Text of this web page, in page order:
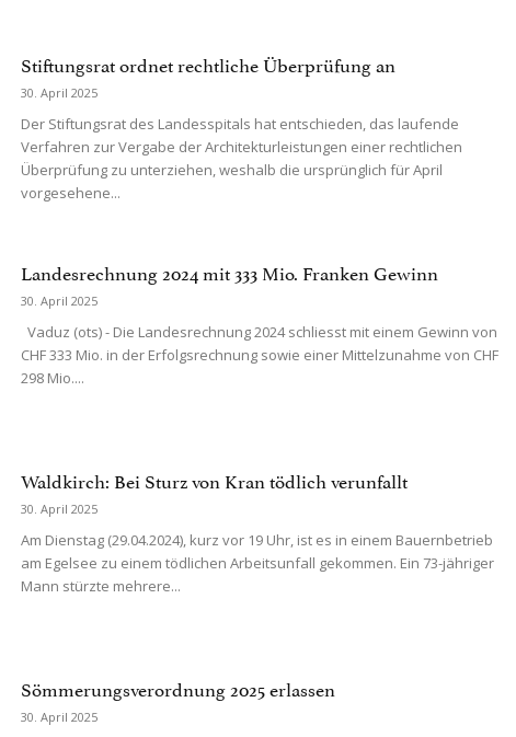
Stiftungsrat ordnet rechtliche Überprüfung an
30. April 2025
Der Stiftungsrat des Landesspitals hat entschieden, das laufende
Verfahren zur Vergabe der Architekturleistungen einer rechtlichen
Überprüfung zu unterziehen, weshalb die ursprünglich für April
vorgesehene...
Landesrechnung 2024 mit 333 Mio. Franken Gewinn
30. April 2025
Vaduz (ots) - Die Landesrechnung 2024 schliesst mit einem Gewinn von
CHF 333 Mio. in der Erfolgsrechnung sowie einer Mittelzunahme von CHF
298 Mio....
Waldkirch: Bei Sturz von Kran tödlich verunfallt
30. April 2025
Am Dienstag (29.04.2024), kurz vor 19 Uhr, ist es in einem Bauernbetrieb
am Egelsee zu einem tödlichen Arbeitsunfall gekommen. Ein 73-jähriger
Mann stürzte mehrere...
Sömmerungsverordnung 2025 erlassen
30. April 2025